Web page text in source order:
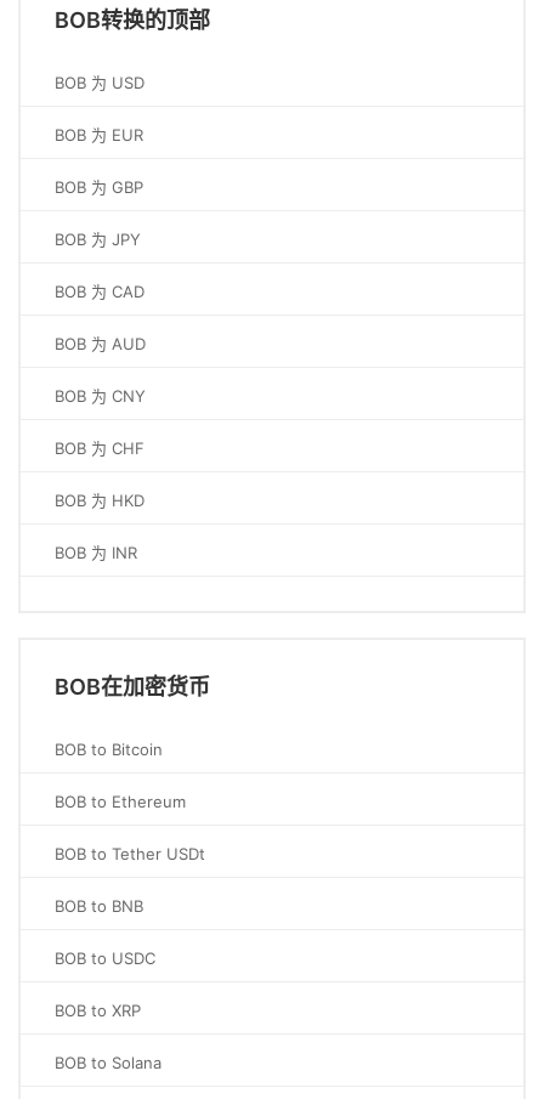
BOB转换的顶部
BOB 为 USD
BOB 为 EUR
BOB 为 GBP
BOB 为 JPY
BOB 为 CAD
BOB 为 AUD
BOB 为 CNY
BOB 为 CHF
BOB 为 HKD
BOB 为 INR
BOB在加密货币
BOB to Bitcoin
BOB to Ethereum
BOB to Tether USDt
BOB to BNB
BOB to USDC
BOB to XRP
BOB to Solana